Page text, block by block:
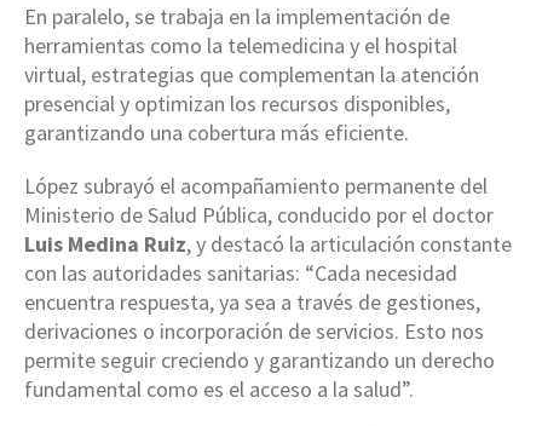
En paralelo, se trabaja en la implementación de
herramientas como la telemedicina y el hospital
virtual, estrategias que complementan la atención
presencial y optimizan los recursos disponibles,
garantizando una cobertura más eficiente.
López subrayó el acompañamiento permanente del
Ministerio de Salud Pública, conducido por el doctor
Luis Medina Ruiz, y destacó la articulación constante
con las autoridades sanitarias: “Cada necesidad
encuentra respuesta, ya sea a través de gestiones,
derivaciones o incorporación de servicios. Esto nos
permite seguir creciendo y garantizando un derecho
fundamental como es el acceso a la salud”.